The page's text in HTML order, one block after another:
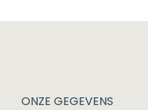
ONZE GEGEVENS